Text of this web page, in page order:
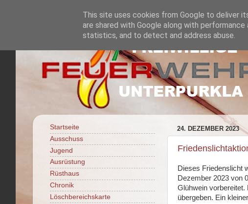
24. DEZEMBER 2023
Dieses Friedenslicht
Dezember 2023 von
Glühwein vorbereitet.
übergeben. Ein
Startseite
Ausschuss
Jugend
Ausrüstung
Rüsthaus
Chronik
Löschbereichskarte
This site uses cookies from Google to deliver
are shared with Google along with
statistics, and to detect and address abuse.